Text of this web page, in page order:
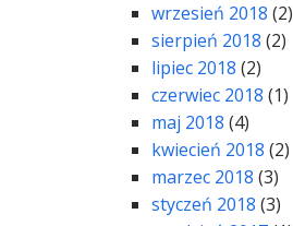
wrzesień 2018 (2)
sierpień 2018 (2)
lipiec 2018 (2)
czerwiec 2018 (1)
maj 2018 (4)
kwiecień 2018 (2)
marzec 2018 (3)
styczeń 2018 (3)